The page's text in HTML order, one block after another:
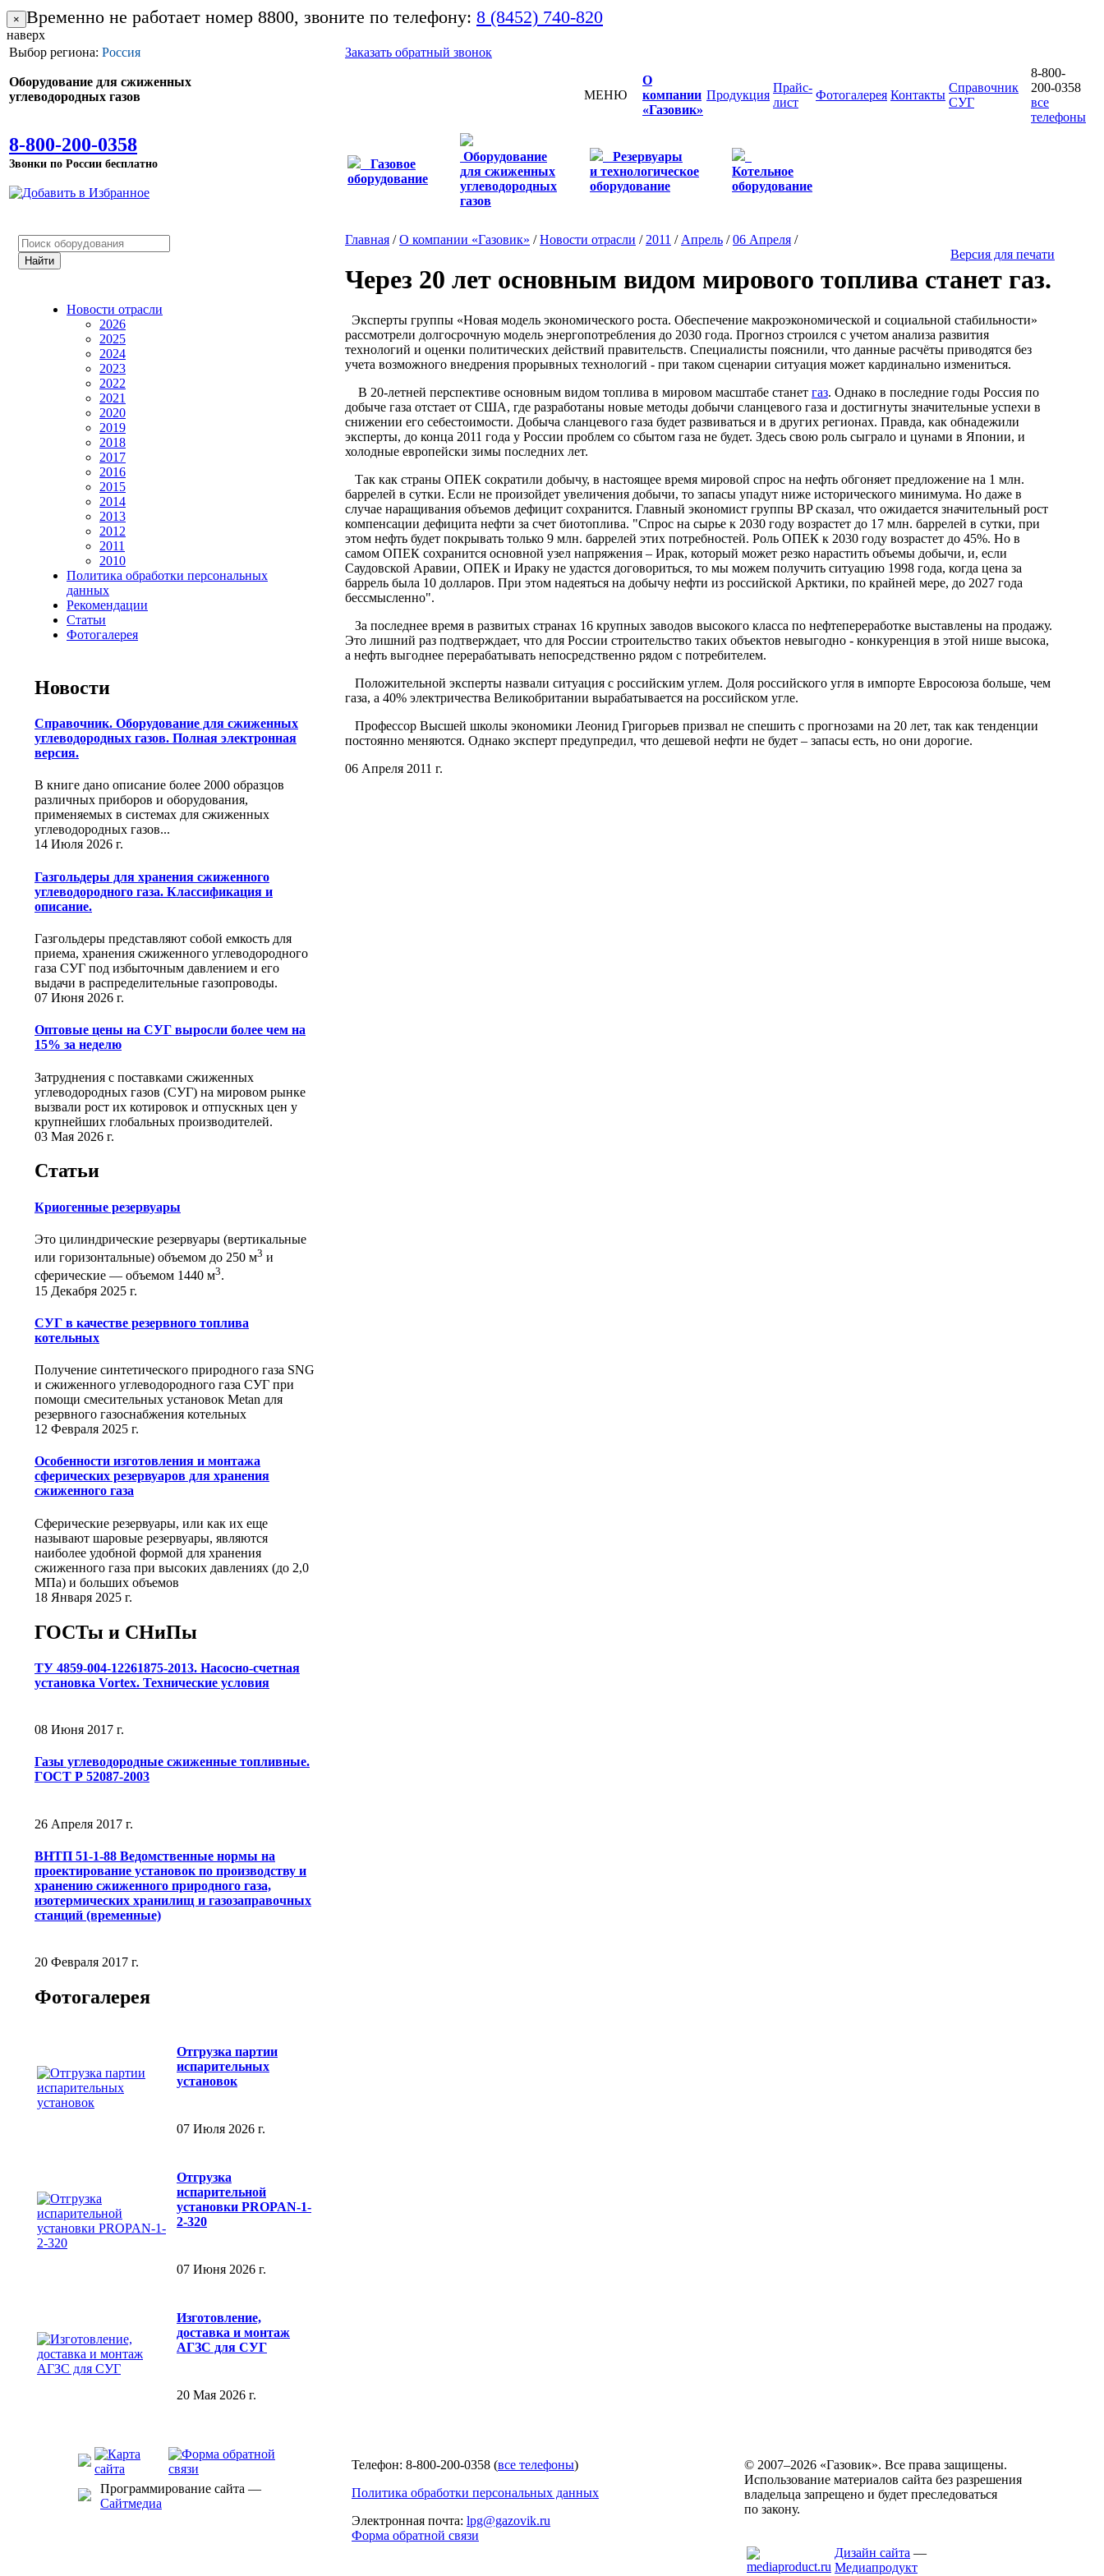
× Временно не работает номер 8800, звоните по телефону: 8 (8452) 740-820
наверх
Выбор региона: Россия
Оборудование для сжиженных
углеводородных газов
8-800-200-0358
Звонки по России бесплатно
Заказать обратный звонок
МЕНЮ
О
компании
«Газовик»
Продукция
Прайс-
лист
Фотогалерея Контакты
Справочник
СУГ
8-800-
200-0358
все
телефоны
Газовое
оборудование
Оборудование
для сжиженных
углеводородных
газов
Резервуары
и технологическое
оборудование
Котельное
оборудование
Новости отрасли
2026
2025
2024
2023
2022
2021
2020
2019
2018
2017
2016
2015
2014
2013
2012
2011
2010
Политика обработки персональных
данных
Рекомендации
Статьи
Фотогалерея
Новости
Справочник. Оборудование для сжиженных
углеводородных газов. Полная электронная
версия.
В книге дано описание более 2000 образцов
различных приборов и оборудования,
применяемых в системах для сжиженных
углеводородных газов...
14 Июля 2026 г.
Газгольдеры для хранения сжиженного
углеводородного газа. Классификация и
описание.
Газгольдеры представляют собой емкость для
приема, хранения сжиженного углеводородного
газа СУГ под избыточным давлением и его
выдачи в распределительные газопроводы.
07 Июня 2026 г.
Оптовые цены на СУГ выросли более чем на
15% за неделю
Затруднения с поставками сжиженных
углеводородных газов (СУГ) на мировом рынке
вызвали рост их котировок и отпускных цен у
крупнейших глобальных производителей.
03 Мая 2026 г.
Статьи
Криогенные резервуары
Это цилиндрические резервуары (вертикальные
или горизонтальные) объемом до 250 м3 и
сферические ― объемом 1440 м3.
15 Декабря 2025 г.
СУГ в качестве резервного топлива
котельных
Получение синтетического природного газа SNG
и сжиженного углеводородного газа СУГ при
помощи смесительных установок Metan для
резервного газоснабжения котельных
12 Февраля 2025 г.
Особенности изготовления и монтажа
сферических резервуаров для хранения
сжиженного газа
Сферические резервуары, или как их еще
называют шаровые резервуары, являются
наиболее удобной формой для хранения
сжиженного газа при высоких давлениях (до 2,0
МПа) и больших объемов
18 Января 2025 г.
ГОСТы и СНиПы
ТУ 4859-004-12261875-2013. Насосно-счетная
установка Vortex. Технические условия
08 Июня 2017 г.
Газы углеводородные сжиженные топливные.
ГОСТ Р 52087-2003
26 Апреля 2017 г.
ВНТП 51-1-88 Ведомственные нормы на
проектирование установок по производству и
хранению сжиженного природного газа,
изотермических хранилищ и газозаправочных
станций (временные)
20 Февраля 2017 г.
Фотогалерея
Отгрузка партии
испарительных
установок
07 Июля 2026 г.
Отгрузка
испарительной
установки PROPAN-1-
2-320
07 Июня 2026 г.
Изготовление,
доставка и монтаж
АГЗС для СУГ
20 Мая 2026 г.
Главная /О компании «Газовик» /Новости отрасли / 2011 / Апрель /06 Апреля /
Версия для печати
Через 20 лет основным видом мирового топлива станет газ.
Эксперты группы «Новая модель экономического роста. Обеспечение макроэкономической и социальной стабильности»
рассмотрели долгосрочную модель энергопотребления до 2030 года. Прогноз строился с учетом анализа развития
технологий и оценки политических действий правительств. Специалисты пояснили, что данные расчёты приводятся без
учета возможного внедрения прорывных технологий - при таком сценарии ситуация может кардинально измениться.
В 20-летней перспективе основным видом топлива в мировом масштабе станет газ. Однако в последние годы Россия по
добыче газа отстает от США, где разработаны новые методы добычи сланцевого газа и достигнуты значительные успехи в
снижении его себестоимости. Добыча сланцевого газа будет развиваться и в других регионах. Правда, как обнадежили
эксперты, до конца 2011 года у России проблем со сбытом газа не будет. Здесь свою роль сыграло и цунами в Японии, и
холодные европейски зимы последних лет.
Так как страны ОПЕК сократили добычу, в настоящее время мировой спрос на нефть обгоняет предложение на 1 млн.
баррелей в сутки. Если не произойдет увеличения добычи, то запасы упадут ниже исторического минимума. Но даже в
случае наращивания объемов дефицит сохранится. Главный экономист группы BP сказал, что ожидается значительный рост
компенсации дефицита нефти за счет биотоплива. "Спрос на сырье к 2030 году возрастет до 17 млн. баррелей в сутки, при
этом нефть будет покрывать только 9 млн. баррелей этих потребностей. Роль ОПЕК к 2030 году возрастет до 45%. Но в
самом ОПЕК сохранится основной узел напряжения – Ирак, который может резко нарастить объемы добычи, и, если
Саудовской Аравии, ОПЕК и Ираку не удастся договориться, то мы можем получить ситуацию 1998 года, когда цена за
баррель была 10 долларов. При этом надеяться на добычу нефти из российской Арктики, по крайней мере, до 2027 года
бессмысленно".
За последнее время в развитых странах 16 крупных заводов высокого класса по нефтепереработке выставлены на продажу.
Это лишний раз подтверждает, что для России строительство таких объектов невыгодно - конкуренция в этой нише высока,
а нефть выгоднее перерабатывать непосредственно рядом с потребителем.
Положительной эксперты назвали ситуация с российским углем. Доля российского угля в импорте Евросоюза больше, чем
газа, а 40% электричества Великобритании вырабатывается на российском угле.
Профессор Высшей школы экономики Леонид Григорьев призвал не спешить с прогнозами на 20 лет, так как тенденции
постоянно меняются. Однако эксперт предупредил, что дешевой нефти не будет – запасы есть, но они дорогие.
06 Апреля 2011 г.
Программирование сайта —
Сайтмедиа
Телефон: 8-800-200-0358 (все телефоны)
Политика обработки персональных данных
Электронная почта: lpg@gazovik.ru
Форма обратной связи
© 2007–2026 «Газовик». Все права защищены.
Использование материалов сайта без разрешения
владельца запрещено и будет преследоваться
по закону.
Дизайн сайта —
Медиапродукт